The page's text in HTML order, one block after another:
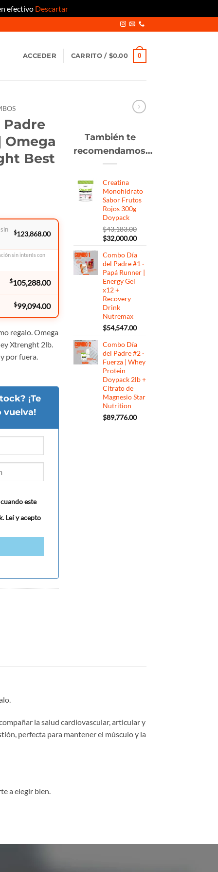
efectivo Descartar
ACCEDER CARRITO / $0.00 0
Padre
Omega
Best
$123,868.00
sin interés con
$105,288.00
$99,094.00
regalo. Omega
Xtrenght 2lb.
por fuera.
¡Te
vuelva!
este
Leí y acepto
También te
recomendamos…
Creatina
Monohidrato
Sabor Frutos
Rojos 300g
Doypack
$43,183.00
El
original
era:
$43,183.00.
$32,000.00El
actual
es:
$32,000.00.
Combo Día
del Padre #1 ·
Papá Runner |
Energy Gel
x12 +
Recovery
Drink
Nutremax
$54,547.00
Combo Día
del Padre #2 ·
Fuerza | Whey
Protein
Doypack 2lb +
Citrato de
Magnesio Star
Nutrition
$89,776.00
la salud cardiovascular, articular y
perfecta para mantener el músculo y la
a elegir bien.